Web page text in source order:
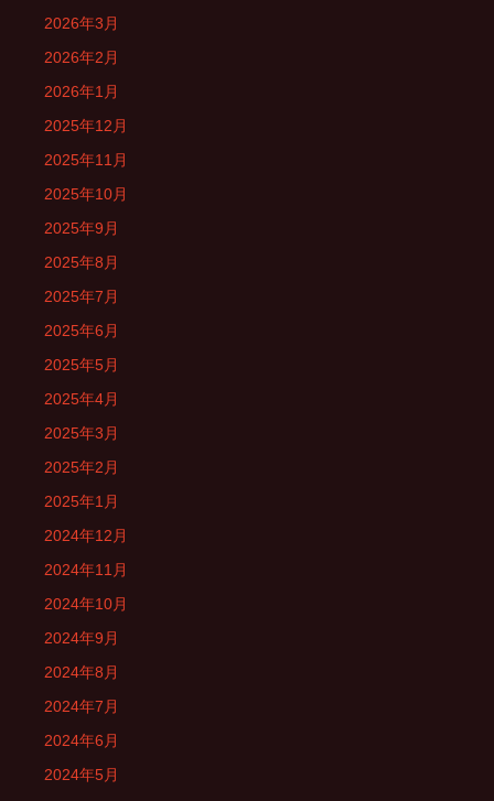
2026年3月
2026年2月
2026年1月
2025年12月
2025年11月
2025年10月
2025年9月
2025年8月
2025年7月
2025年6月
2025年5月
2025年4月
2025年3月
2025年2月
2025年1月
2024年12月
2024年11月
2024年10月
2024年9月
2024年8月
2024年7月
2024年6月
2024年5月